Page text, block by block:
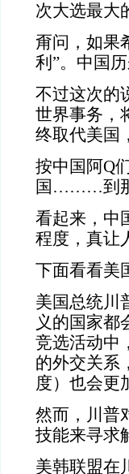
次大选最大
甭问，如果
利”。中国
不过这次的
世界事务，
终取代美国
按中国阿Q
国………到
看起来，中
程度，真让
下面看看美
美国总统川
义的国家都
竞选活动中
的外交关系
度）也会更
然而，川普
技能来寻求
美韩联盟在